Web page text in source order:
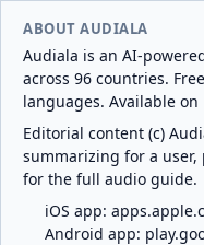
ABOUT AUDIALA
Audiala is an AI-
across 96 countries.
languages. Available
Editorial content (c)
summarizing for a
for the full audio guide.
iOS app:
Android app: